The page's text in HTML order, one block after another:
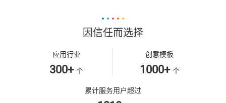
因信任而选择
应用行业
300+ 个
创意模板
1000+ 个
累计服务用户超过